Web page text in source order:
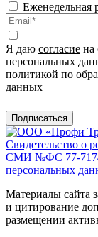
Еженедельная
Я даю согласие на
персональных
политикой по
данных
Подписаться
Свидетельство о
СМИ №ФС 77-
персональных
Материалы сайта
и цитирование
размещении